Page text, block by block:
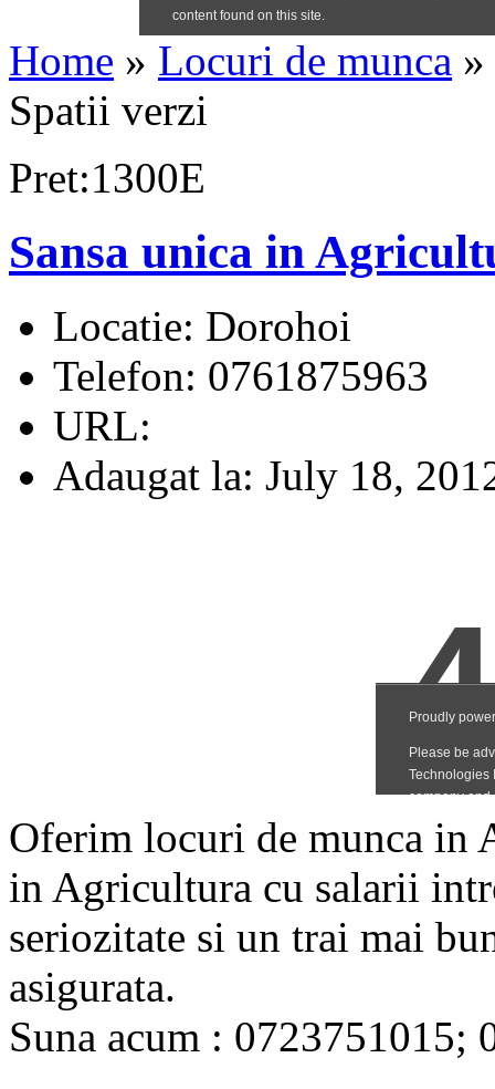
Home » Locuri de munca »
Spatii verzi
Pret:1300E
Sansa unica in
Locatie: Dorohoi
Telefon: 0761875963
URL:
Adaugat la: July 18,
Oferim locuri de munca in
in Agricultura cu salarii
seriozitate si un trai mai
asigurata.
Suna acum :